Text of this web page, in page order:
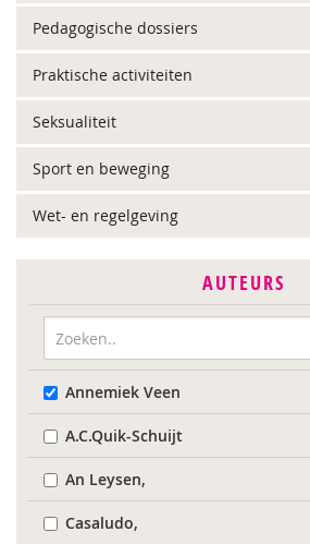
Pedagogische dossiers
Praktische activiteiten
Seksualiteit
Sport en beweging
Wet- en regelgeving
AUTEURS
Annemiek Veen
A.C.Quik-Schuijt
An Leysen,
Casaludo,